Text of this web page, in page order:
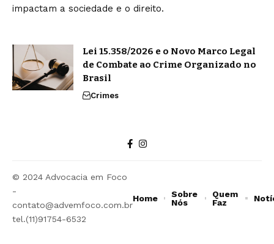
impactam a sociedade e o direito.
Lei 15.358/2026 e o Novo Marco Legal
de Combate ao Crime Organizado no
Brasil
Crimes
© 2024 Advocacia em Foco
-
contato@advemfoco.com.br
tel.(11)91754-6532
Home
Sobre
Nós
Quem
Faz